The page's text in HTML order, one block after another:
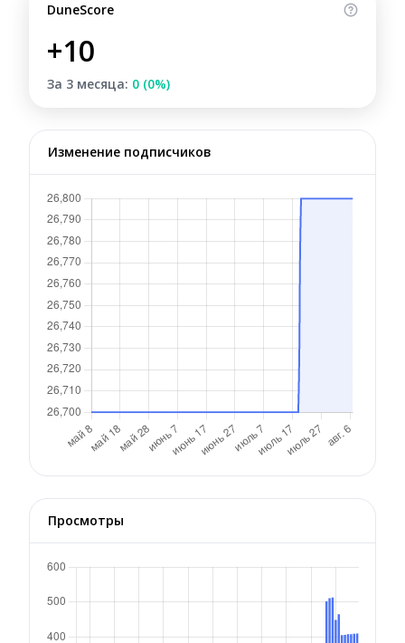
DuneScore
+10
За 3 месяца: 0 (0%)
Изменение подписчиков
Просмотры